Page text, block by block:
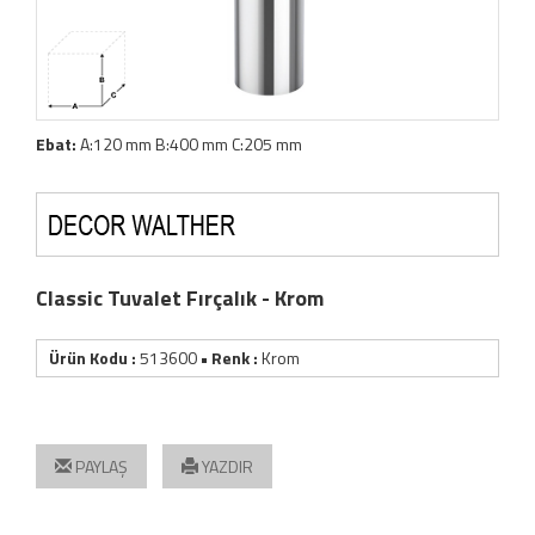
Ebat:A:120 mm B:400 mm C:205 mm
Classic Tuvalet Fırçalık - Krom
Ürün Kodu :513600• Renk :Krom
PAYLAŞ YAZDIR